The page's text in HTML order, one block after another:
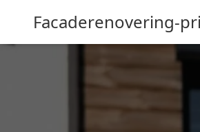
Facaderenovering-